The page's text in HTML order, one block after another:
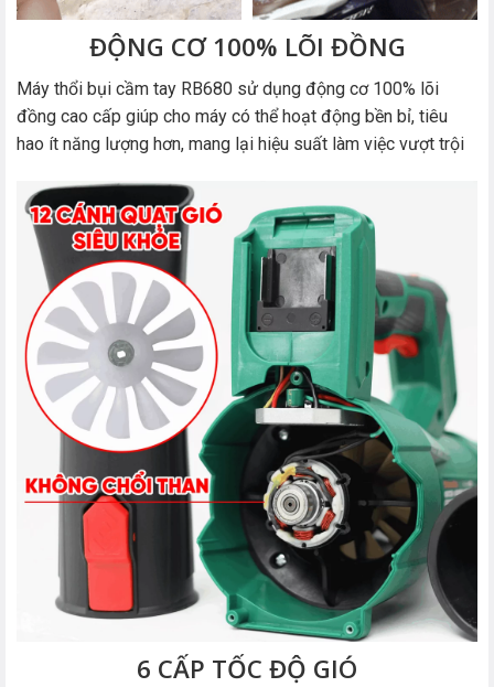
ĐỘNG CƠ 100% LÕI ĐỒNG
Máy thổi bụi cầm tay RB680 sử dụng động cơ 100% lõi
đồng cao cấp giúp cho máy có thể hoạt động bền bỉ, tiêu
hao ít năng lượng hơn, mang lại hiệu suất làm việc vượt trội
6 CẤP TỐC ĐỘ GIÓ